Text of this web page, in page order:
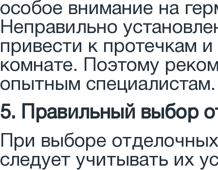
особое внимание на
Неправильно
привести к протечкам
комнате. Поэтому
опытным специалистам.
5. Правильный выбор
При выборе
следует учитывать их